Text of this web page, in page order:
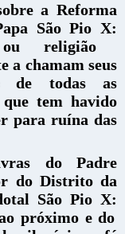
a Reforma
São Pio X:
religião
a chamam seus
de todas as
que tem havido
para ruína das
do Padre
do Distrito da
São Pio X:
próximo e do